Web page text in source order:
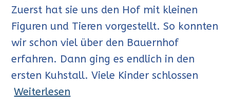
Zuerst hat sie uns den Hof mit kleinen
Figuren und Tieren vorgestellt. So konnten
wir schon viel über den Bauernhof
erfahren. Dann ging es endlich in den
ersten Kuhstall. Viele Kinder schlossen
Weiterlesen